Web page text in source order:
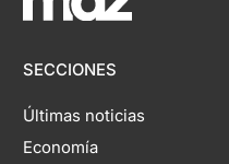
SECCIONES
Últimas noticias
Economía